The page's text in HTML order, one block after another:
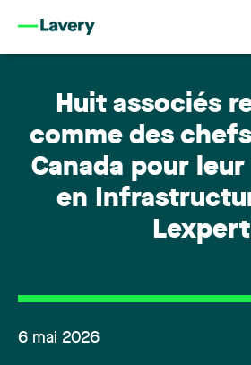
Huit associés
comme des
Canada pour
en
Lexpert
6 mai 2026